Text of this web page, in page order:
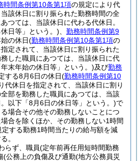
時間条例第10条第1項の規定により代
該休日に割り振られた勤務時間の全
つては、当該休日に代わる代休日。
日等」という。)
勤務時間条例第9
の休日(勤務時間条例第10条第1項の
定されて、当該休日に割り振られた
した職員にあつては、当該休日に代
末年始の休日等」という。)及び勤務
する8月6日の休日(勤務時間条例第10
代休日を指定されて、当該休日に割り
部を勤務した職員にあつては、当該
以下「8月6日の休日等」という。)で
場合その他その勤務しないことにつ
合を除くほか、その勤務しない1時間
定する勤務1時間当たりの給与額を減
。
らず、職員(定年前再任用短時間勤務
(公務上の負傷及び通勤(地方公務員災